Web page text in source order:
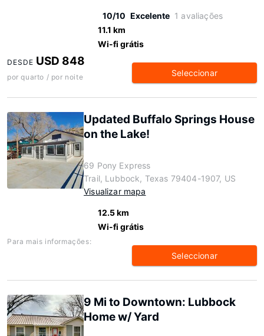
10/10 Excelente 1 avaliações
11.1 km
Wi-fi grátis
DESDE USD 848
por quarto / por noite Seleccionar
Updated Buffalo Springs House
on the Lake!
69 Pony Express
Trail, Lubbock, Texas 79404-1907, US
Visualizar mapa
12.5 km
Wi-fi grátis
Para mais informações:
Seleccionar
9 Mi to Downtown: Lubbock
Home w/ Yard